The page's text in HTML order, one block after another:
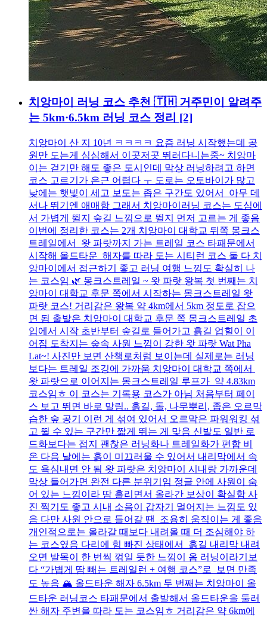
치앙마이 러닝 코스 추천 🇹🇭 거주민이 알려주
는 5km·6.5km 러닝 코스 정리 [2]
치앙마이 산 지 10년 ㅋㅋㅋㅋ 요즘 러닝 시작했는데 공
원만 도는게 심심해서 이곳저곳 뛰러다니는중~ 치앙마
이는 걷기만 해도 좋은 도시인데 막상 러닝하려고 하면
코스 고르기가 은근 어렵다 ㅜ 도로는 오토바이가 많고
낮에는 햇빛이 세고 보도는 좁은 구간도 있어서 아무 데
서나 뛰기엔 애매함 그래서 치앙마이러닝 코스는 도심에
서 가볍게 뛸지 숲길 느낌으로 뛸지 먼저 고르는 게 좋음
이번에 정리한 코스는 2개 치앙마이 대학교 뒤쪽 몽크스
트레일에서 왓 파랏까지 가는 트레일 코스 타패문에서
시작해 올드타운 해자를 따라 도는 시티런 코스 둘 다 치
앙마이에서 접근하기 좋고 러닝 여행 느낌도 확실히 나
는 코스임 🌿 몽크스트레일 ~ 왓 파랏 왕복 첫 번째는 치
앙마이 대학교 후문 쪽에서 시작하는 몽크스트레일 왓
파랏 코스! 거리감은 왕복 약 4km에서 5km 정도로 잡으
면 됨 출발은 치앙마이 대학교 후문 쪽 몽크스트레일 초
입에서 시작 초반부터 숲길로 들어가고 흙길 업힐이 이
어짐 도착지는 숲속 사원 느낌이 강한 왓 파랏 Wat Pha
Lat~! 사진만 보면 산책로처럼 보이는데 실제로는 러닝
보다는 트레일 조깅에 가까움 치앙마이 대학교 쪽에서
왓 파랏으로 이어지는 몽크스트레일 루프가 약 4.83km
코스임ㅎ 이 코스는 기록용 코스가 아님 처음부터 페이
스 보고 뛰면 바로 말림.. 흙길, 돌, 나무뿌리, 좁은 오르막
습한 숲 공기 이런 게 섞여 있어서 오르막은 파워워킹 섞
고 뛸 수 있는 구간만 짧게 뛰는 게 맞음 신발도 일반 로
드화보다는 접지 괜찮은 러닝화나 트레일화가 편함 비
온 다음 날에는 흙이 미끄러울 수 있어서 내리막에서 속
도 욕심내면 안 됨 왓 파랏은 치앙마이 시내랑 가까운데
막상 들어가면 완전 다른 분위기임 정글 안에 사원이 숨
어 있는 느낌이라 땀 흘리면서 올라간 보상이 확실함 사
진 찍기도 좋고 시내 소음이 갑자기 멀어지는 느낌도 있
음 다만 사원 안으로 들어갈 땐 조용히 움직이는 게 좋음
개인적으로는 올라갈 때보다 내려올 때 더 조심해야 하
는 코스였음 다리에 힘 빠진 상태에서 흙길 내리막 내려
오면 발목이 한 번씩 꺾일 듯한 느낌이 옴 러닝이라기보
다 “가볍게 땀 빼는 트레일런 + 여행 코스”로 보면 만족
도 높음 🏔️ 올드타운 해자 6.5km 두 번째는 치앙마이 올
드타운 러닝코스 타패문에서 출발해서 올드타운을 둘러
싼 해자 주변을 따라 도는 코스임ㅎ 거리감은 약 6km에